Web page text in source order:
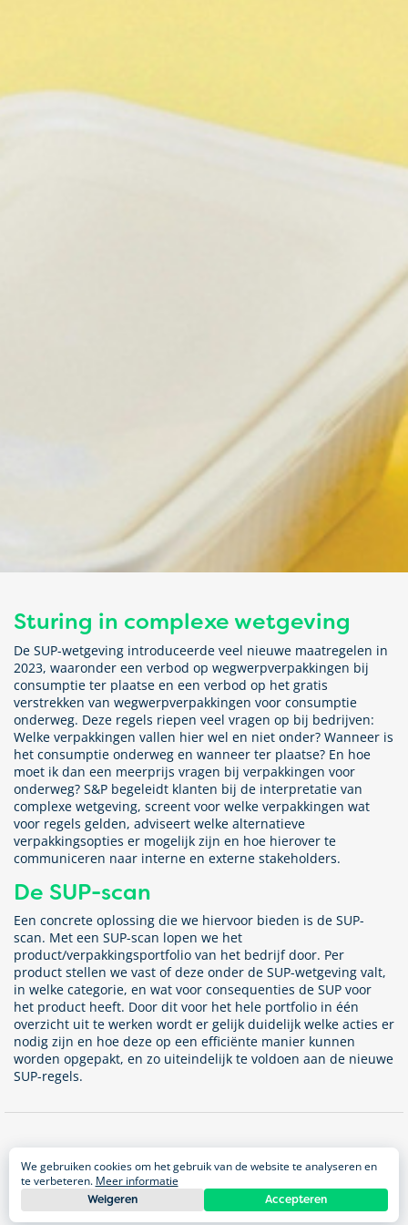
Sturing in complexe wetgeving
De SUP-wetgeving introduceerde veel nieuwe maatregelen in
2023, waaronder een verbod op wegwerpverpakkingen bij
consumptie ter plaatse en een verbod op het gratis
verstrekken van wegwerpverpakkingen voor consumptie
onderweg. Deze regels riepen veel vragen op bij bedrijven:
Welke verpakkingen vallen hier wel en niet onder? Wanneer is
het consumptie onderweg en wanneer ter plaatse? En hoe
moet ik dan een meerprijs vragen bij verpakkingen voor
onderweg? S&P begeleidt klanten bij de interpretatie van
complexe wetgeving, screent voor welke verpakkingen wat
voor regels gelden, adviseert welke alternatieve
verpakkingsopties er mogelijk zijn en hoe hierover te
communiceren naar interne en externe stakeholders.
De SUP-scan
Een concrete oplossing die we hiervoor bieden is de SUP-
scan. Met een SUP-scan lopen we het
product/verpakkingsportfolio van het bedrijf door. Per
product stellen we vast of deze onder de SUP-wetgeving valt,
in welke categorie, en wat voor consequenties de SUP voor
het product heeft. Door dit voor het hele portfolio in één
overzicht uit te werken wordt er gelijk duidelijk welke acties er
nodig zijn en hoe deze op een efficiënte manier kunnen
worden opgepakt, en zo uiteindelijk te voldoen aan de nieuwe
SUP-regels.
Impact areas
Duurzame verpakkingen
We gebruiken cookies om het gebruik van de website te analyseren en
te verbeteren. Meer informatie
Weigeren Accepteren